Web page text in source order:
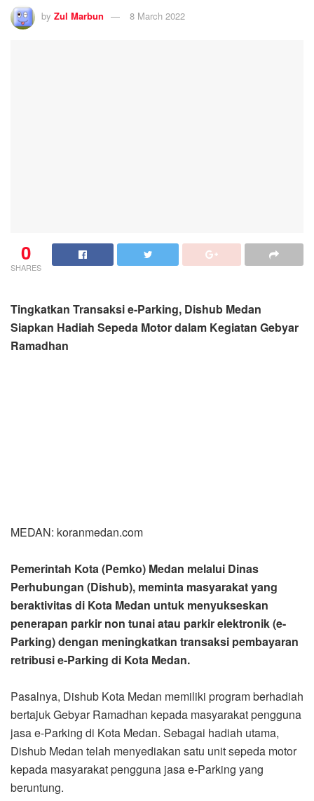
by Zul Marbun 8 March 2022
0
SHARES
Tingkatkan Transaksi e-Parking, Dishub Medan
Siapkan Hadiah Sepeda Motor dalam Kegiatan Gebyar
Ramadhan
retribusi e-Parking di Kota Medan.
Pasalnya, Dishub Kota Medan memiliki program berhadiah
bertajuk Gebyar Ramadhan kepada masyarakat pengguna
jasa e-Parking di Kota Medan. Sebagai hadiah utama,
Dishub Medan telah menyediakan satu unit sepeda motor
kepada masyarakat pengguna jasa e-Parking yang
beruntung.
“Tahun ini Dishub Medan memiliki program Gebyar
Ramadhan. Kita mengajak masyarakat untuk
menyukseskan program e-Parking di Kota Medan dengan
meningkatkan transaksi pembayaran parkir non tunai.
Sebagai hadiah utama, satu unit sepeda motor telah kita
siapkan untuk pengguna jasa e-Parking yang beruntung,”